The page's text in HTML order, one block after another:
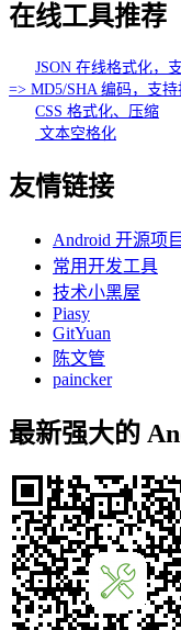
在线工具推荐
JSON 在线格式化，
=> MD5/SHA 编码，支
CSS 格式化、压缩
文本空格化
友情链接
Android 开源项目
常用开发工具
技术小黑屋
Piasy
GitYuan
陈文管
paincker
最新强大的